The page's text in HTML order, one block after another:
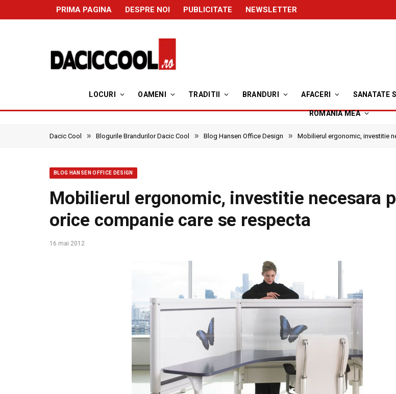
PRIMA PAGINA DESPRE NOI PUBLICITATE NEWSLETTER
LOCURI OAMENI TRADITII BRANDURI AFACERI SANATATE
ROMANIA MEA
Dacic Cool » Blogurile Brandurilor Dacic Cool » Blog Hansen Office Design » Mobilierul ergonomic, investitie
BLOG HANSEN OFFICE DESIGN
Mobilierul ergonomic, investitie necesara
orice companie care se respecta
16 mai 2012